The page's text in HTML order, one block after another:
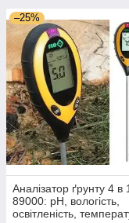
–25%
Аналізатор ґрунту 4 в
89000: pH, вологість,
освітленість,